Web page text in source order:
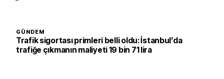
GÜNDEM
Trafik sigortası primleri belli oldu: İstanbul’da
trafiğe çıkmanın maliyeti 19 bin 71 lira